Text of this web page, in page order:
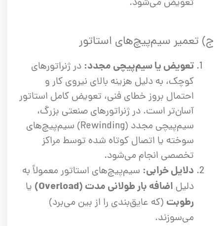
ج) تعمیر سیم‌پیچ‌های استاتور
تعویض یا سیم‌پیچی مجدد: در ژنراتورهای
کوچک، به دلیل هزینه بالای نیروی کار و
احتمال بروز خطای فنی، تعویض کامل استاتور
آسان‌تر است. در ژنراتورهای صنعتی بزرگ،
سیم‌پیچی مجدد (Rewinding) سیم‌پیچ‌های
سوخته یا اتصال کوتاه شده توسط مراکز
تخصصی انجام می‌شود.
دلایل خرابی: سیم‌پیچ‌های استاتور معمولاً به
دلیل اضافه بار طولانی مدت (Overload) یا
رطوبت (که عایق‌بندی را از بین می‌برد)
می‌سوزند.